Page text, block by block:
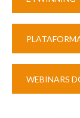
WEBINARS